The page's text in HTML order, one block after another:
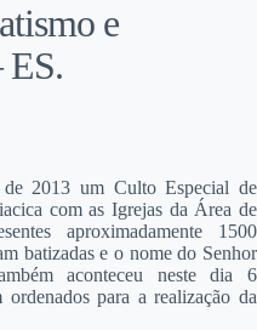
e
ES.
2013 um Culto Especial de
com as Igrejas da Área de
aproximadamente 1500
batizadas e o nome do Senhor
aconteceu neste dia 6
para a realização da